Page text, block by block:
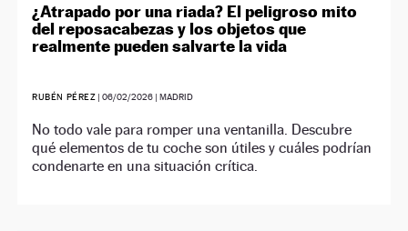
¿Atrapado por una riada? El peligroso mito
del reposacabezas y los objetos que
realmente pueden salvarte la vida
RUBÉN PÉREZ |06/02/2026 | MADRID
No todo vale para romper una ventanilla. Descubre
qué elementos de tu coche son útiles y cuáles podrían
condenarte en una situación crítica.